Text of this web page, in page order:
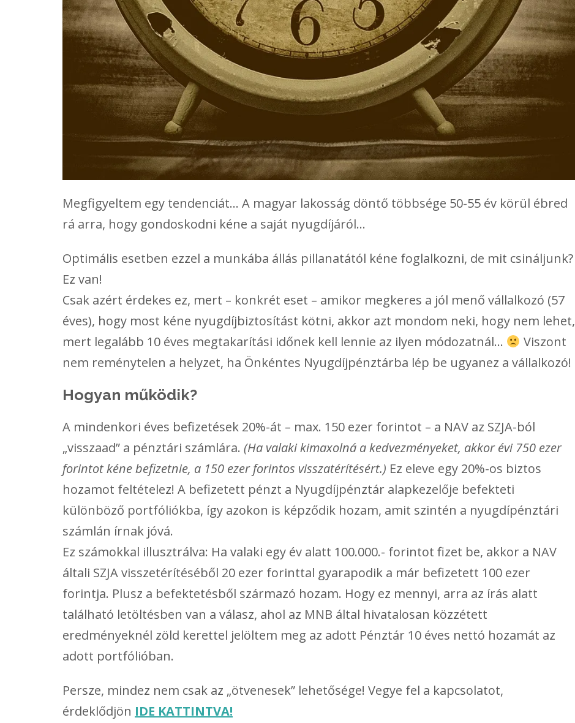
Megfigyeltem egy tendenciát… A magyar lakosság döntő többsége 50-55 év körül ébred
rá arra, hogy gondoskodni kéne a saját nyugdíjáról…
Optimális esetben ezzel a munkába állás pillanatától kéne foglalkozni, de mit csináljunk?
Ez van!
Csak azért érdekes ez, mert – konkrét eset – amikor megkeres a jól menő vállalkozó (57
éves), hogy most kéne nyugdíjbiztosítást kötni, akkor azt mondom neki, hogy nem lehet,
mert legalább 10 éves megtakarítási időnek kell lennie az ilyen módozatnál…
Viszont
nem reménytelen a helyzet, ha Önkéntes Nyugdíjpénztárba lép be ugyanez a vállalkozó!
Hogyan működik?
A mindenkori éves befizetések 20%-át – max. 150 ezer forintot – a NAV az SZJA-ból
„visszaad” a pénztári számlára. (Ha valaki kimaxolná a kedvezményeket, akkor évi 750 ezer
forintot kéne befizetnie, a 150 ezer forintos visszatérítésért.) Ez eleve egy 20%-os biztos
hozamot feltételez! A befizetett pénzt a Nyugdíjpénztár alapkezelője befekteti
különböző portfóliókba, így azokon is képződik hozam, amit szintén a nyugdípénztári
számlán írnak jóvá.
Ez számokkal illusztrálva: Ha valaki egy év alatt 100.000.- forintot fizet be, akkor a NAV
általi SZJA visszetérítéséből 20 ezer forinttal gyarapodik a már befizetett 100 ezer
forintja. Plusz a befektetésből származó hozam. Hogy ez mennyi, arra az írás alatt
található letöltésben van a válasz, ahol az MNB által hivatalosan közzétett
eredményeknél zöld kerettel jelöltem meg az adott Pénztár 10 éves nettó hozamát az
adott portfólióban.
Persze, mindez nem csak az „ötvenesek” lehetősége! Vegye fel a kapcsolatot,
érdeklődjön IDE KATTINTVA!